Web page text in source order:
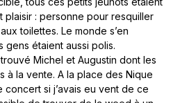
plaisir : personne pour resquiller
toilettes. Le monde s’en
gens étaient aussi polis.
Michel et Augustin dont les
à la vente. A la place des Nique
concert si j’avais eu vent de ce